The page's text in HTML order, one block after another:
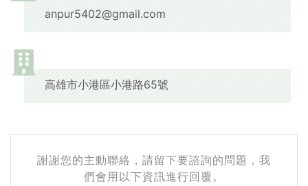
anpur5402@gmail.com
高雄市小港區小港路65號
謝謝您的主動聯絡，請留下要諮詢的問題，我
們會用以下資訊進行回覆。